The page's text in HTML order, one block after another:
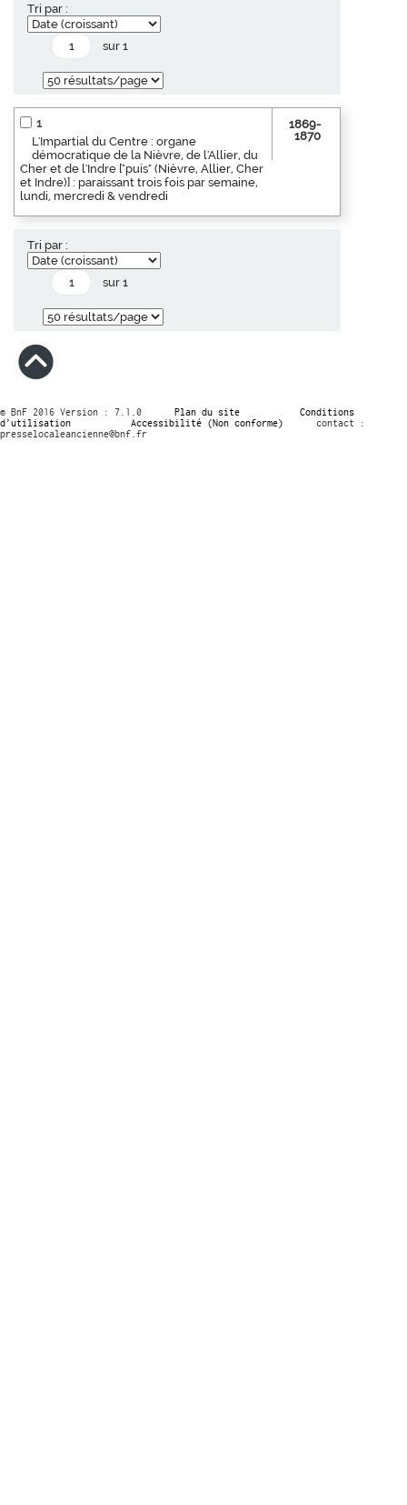
Tri par :
sur 1
1
L'Impartial du Centre : organe
démocratique de la Nièvre, de l'Allier, du
Cher et de l'Indre ["puis" (Nièvre, Allier, Cher
et Indre)] : paraissant trois fois par semaine,
lundi, mercredi & vendredi
1869-
1870
Tri par :
sur 1
© BnF 2016 Version : 7.1.0 Plan du site
Conditions
d’utilisation
Accessibilité (Non conforme)
contact :
presselocaleancienne@bnf.fr